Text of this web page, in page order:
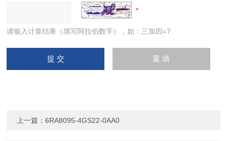
请输入计算结果（填写阿拉伯数字），如：三加四=7
上一篇：6RA8095-4GS22-0AA0